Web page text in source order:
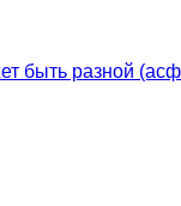
быть разной